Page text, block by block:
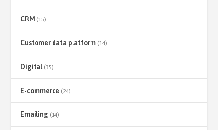
CRM (15)
Customer data platform (14)
Digital(35)
E-commerce (24)
Emailing (14)